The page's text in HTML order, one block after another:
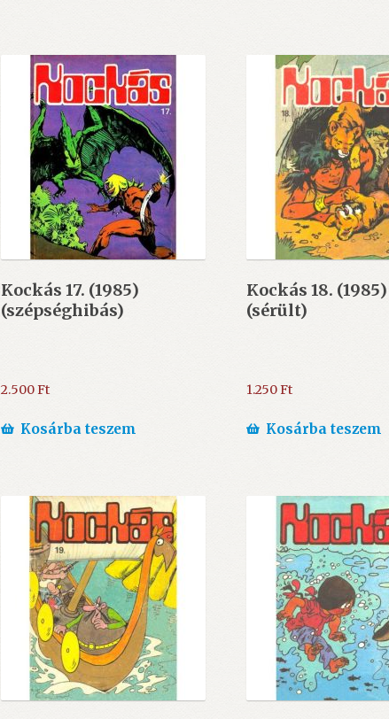
Kockás 17. (1985)
(szépséghibás)
2.500Ft
Kosárba teszem
Kockás 18. (1985)
(sérült)
1.250Ft
Kosárba teszem